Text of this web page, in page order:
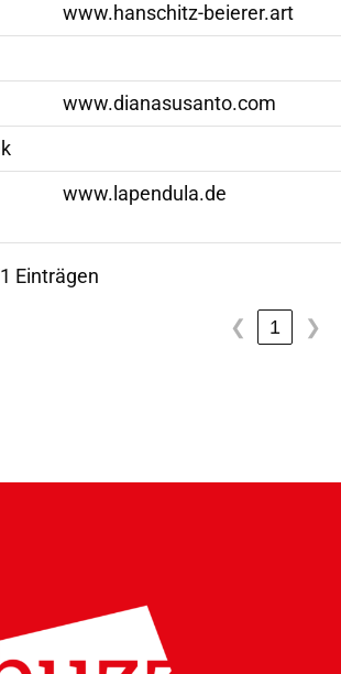
www.hanschitz-beierer.art
www.dianasusanto.com
www.lapendula.de
Einträgen
❮ 1 ❯